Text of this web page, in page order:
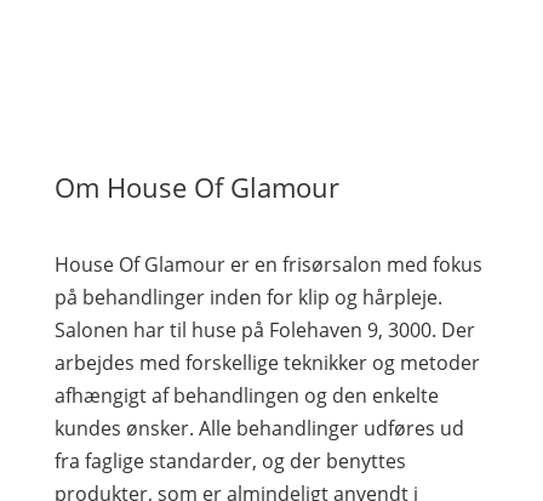
Om House Of Glamour
House Of Glamour er en frisørsalon med fokus
på behandlinger inden for klip og hårpleje.
Salonen har til huse på Folehaven 9, 3000. Der
arbejdes med forskellige teknikker og metoder
afhængigt af behandlingen og den enkelte
kundes ønsker. Alle behandlinger udføres ud
fra faglige standarder, og der benyttes
produkter, som er almindeligt anvendt i